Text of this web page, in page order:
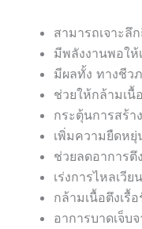
สามารถเจาะลึ
มีพลังงานพอใ
มีผลทั้ง ทางชีว
ช่วยให้กล้ามเนื้
กระตุ้นการสร้า
เพิ่มความยืดหยุ่
ช่วยลดอาการตึ
เร่งการไหลเวี
กล้ามเนื้อตึงเรื้
อาการบาดเจ็บ